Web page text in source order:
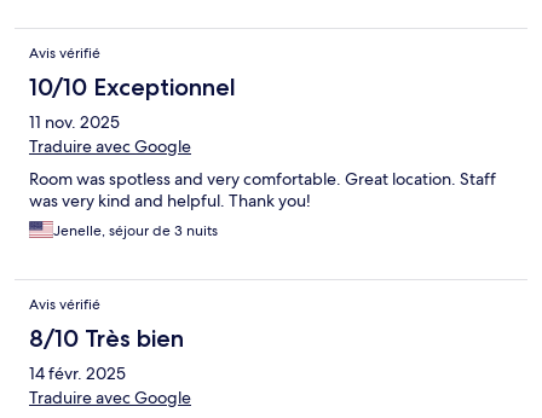
Avis vérifié
10/10 Exceptionnel
11 nov. 2025
Traduire avec Google
Room was spotless and very comfortable. Great location. Staff
was very kind and helpful. Thank you!
Jenelle, séjour de 3 nuits
Avis vérifié
8/10 Très bien
14 févr. 2025
Traduire avec Google